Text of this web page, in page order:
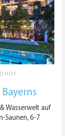
Wasserwelt auf
Saunen, 6-7